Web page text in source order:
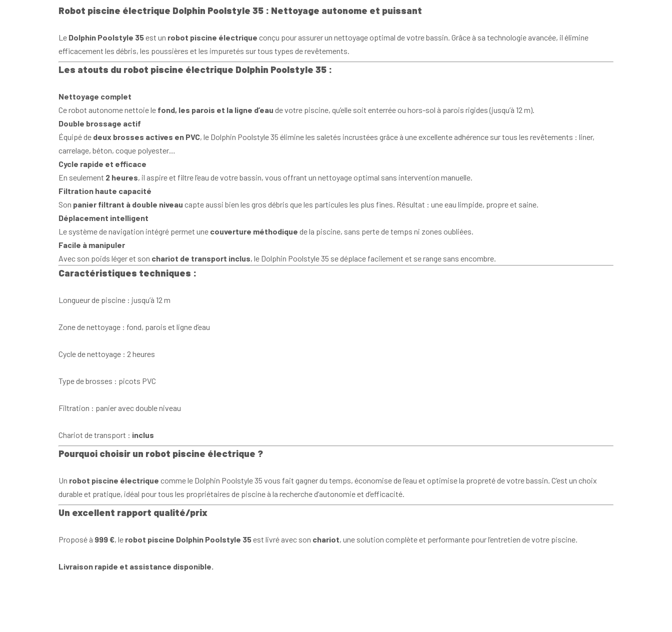
Robot piscine électrique Dolphin Poolstyle 35 : Nettoyage autonome et puissant
Le Dolphin Poolstyle 35est un robot piscine électrique conçu pour assurer un nettoyage optimal de votre bassin. Grâce à sa technologie avancée, il élimine
efficacement les débris, les poussières et les impuretés sur tous types de revêtements.
Les atouts du robot piscine électrique Dolphin Poolstyle 35 :
Nettoyage complet
Ce robot autonome nettoie le fond, les parois et la ligne d’eau de votre piscine, qu’elle soit enterrée ou hors-sol à parois rigides (jusqu’à 12 m).
Double brossage actif
Équipé de deux brosses actives en PVC, le Dolphin Poolstyle 35 élimine les saletés incrustées grâce à une excellente adhérence sur tous les revêtements : liner,
carrelage, béton, coque polyester…
Cycle rapide et efficace
En seulement 2 heures, il aspire et filtre l’eau de votre bassin, vous offrant un nettoyage optimal sans intervention manuelle.
Filtration haute capacité
Son panier filtrant à double niveau capte aussi bien les gros débris que les particules les plus fines. Résultat : une eau limpide, propre et saine.
Déplacement intelligent
Le système de navigation intégré permet une couverture méthodique de la piscine, sans perte de temps ni zones oubliées.
Facile à manipuler
Avec son poids léger et son chariot de transport inclus, le Dolphin Poolstyle 35 se déplace facilement et se range sans encombre.
Caractéristiques techniques :
Longueur de piscine : jusqu’à 12 m
Zone de nettoyage : fond, parois et ligne d’eau
Cycle de nettoyage : 2 heures
Type de brosses : picots PVC
Filtration : panier avec double niveau
Chariot de transport : inclus
Pourquoi choisir un robot piscine électrique ?
Un robot piscine électrique comme le Dolphin Poolstyle 35 vous fait gagner du temps, économise de l’eau et optimise la propreté de votre bassin. C’est un choix
durable et pratique, idéal pour tous les propriétaires de piscine à la recherche d’autonomie et d’efficacité.
Un excellent rapport qualité/prix
Proposé à 999 €, le robot piscine Dolphin Poolstyle 35est livré avec son chariot, une solution complète et performante pour l’entretien de votre piscine.
Livraison rapide et assistance disponible.